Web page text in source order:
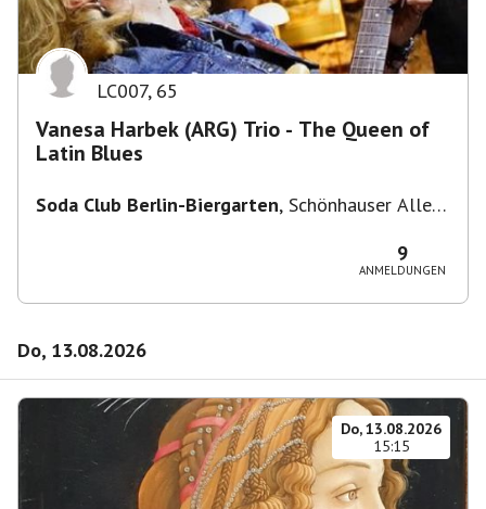
LC007, 65
Vanesa Harbek (ARG) Trio - The Queen of
Latin Blues
Soda Club Berlin-Biergarten, Schönhauser Allee
9
ANMELDUNGEN
Do, 13.08.2026
Do, 13.08.2026
15:15